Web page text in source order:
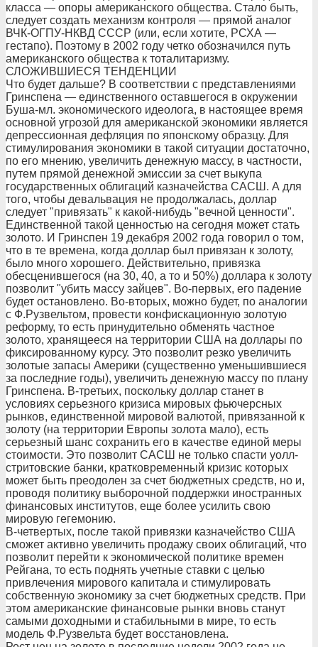
класса — опоры американского общества. Стало быть,
следует создать механизм контроля — прямой аналог
ВЧК-ОГПУ-НКВД СССР (или, если хотите, РСХА —
гестапо). Поэтому в 2002 году четко обозначился путь
американского общества к тоталитаризму.
СЛОЖИВШИЕСЯ ТЕНДЕНЦИИ
Что будет дальше? В соответствии с представлениями
Гринспена — единственного оставшегося в окружении
Буша-мл. экономического идеолога, в настоящее время
основной угрозой для американской экономики является
депрессионная дефляция по японскому образцу. Для
стимулирования экономики в такой ситуации достаточно,
по его мнению, увеличить денежную массу, в частности,
путем прямой денежной эмиссии за счет выкупа
государственных облигаций казначейства САСШ. А для
того, чтобы девальвация не продолжалась, доллар
следует "привязать" к какой-нибудь "вечной ценности".
Единственной такой ценностью на сегодня может стать
золото. И Гринспен 19 декабря 2002 года говорил о том,
что в те времена, когда доллар был привязан к золоту,
было много хорошего. Действительно, привязка
обесценившегося (на 30, 40, а то и 50%) доллара к золоту
позволит "убить массу зайцев". Во-первых, его падение
будет остановлено. Во-вторых, можно будет, по аналогии
с Ф.Рузвельтом, провести конфискационную золотую
реформу, то есть принудительно обменять частное
золото, хранящееся на территории США на доллары по
фиксированному курсу. Это позволит резко увеличить
золотые запасы Америки (существенно уменьшившиеся
за последние годы), увеличить денежную массу по плану
Гринспена. В-третьих, поскольку доллар станет в
условиях серьезного кризиса мировых фьючерсных
рынков, единственной мировой валютой, привязанной к
золоту (на территории Европы золота мало), есть
серьезный шанс сохранить его в качестве единой меры
стоимости. Это позволит САСШ не только спасти уолл-
стритовские банки, кратковременный кризис которых
может быть преодолен за счет бюджетных средств, но и,
проводя политику выборочной поддержки иностранных
финансовых институтов, еще более усилить свою
мировую гегемонию.
В-четвертых, после такой привязки казначейство США
сможет активно увеличить продажу своих облигаций, что
позволит перейти к экономической политике времен
Рейгана, то есть поднять учетные ставки с целью
привлечения мирового капитала и стимулировать
собственную экономику за счет бюджетных средств. При
этом американские финансовые рынки вновь станут
самыми доходными и стабильными в мире, то есть
модель Ф.Рузвельта будет восстановлена.